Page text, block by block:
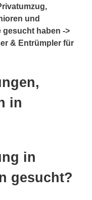
und
haben ->
& Entrümpler für
in
in
gesucht?